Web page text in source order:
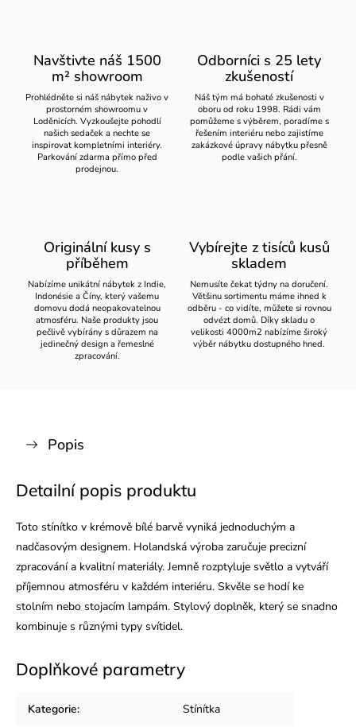
Navštivte náš 1500
m² showroom
Prohlédněte si náš nábytek naživo v
prostorném showroomu v
Loděnicích. Vyzkoušejte pohodlí
našich sedaček a nechte se
inspirovat kompletními interiéry.
Parkování zdarma přímo před
prodejnou.
Odborníci s 25 lety
zkušeností
Náš tým má bohaté zkušenosti v
oboru od roku 1998. Rádi vám
pomůžeme s výběrem, poradíme s
řešením interiéru nebo zajistíme
zakázkové úpravy nábytku přesně
podle vašich přání.
Originální kusy s
příběhem
Nabízíme unikátní nábytek z Indie,
Indonésie a Číny, který vašemu
domovu dodá neopakovatelnou
atmosféru. Naše produkty jsou
pečlivě vybírány s důrazem na
jedinečný design a řemeslné
zpracování.
Vybírejte z tisíců kusů
skladem
Nemusíte čekat týdny na doručení.
Většinu sortimentu máme ihned k
odběru - co vidíte, můžete si rovnou
odvézt domů. Díky skladu o
velikosti 4000m2 nabízíme široký
výběr nábytku dostupného hned.
Popis
Detailní popis produktu
Toto stínítko v krémově bílé barvě vyniká jednoduchým a
nadčasovým designem. Holandská výroba zaručuje precizní
zpracování a kvalitní materiály. Jemně rozptyluje světlo a vytváří
příjemnou atmosféru v každém interiéru. Skvěle se hodí ke
stolním nebo stojacím lampám. Stylový doplněk, který se snadno
kombinuje s různými typy svítidel.
Doplňkové parametry
Kategorie: Stínítka